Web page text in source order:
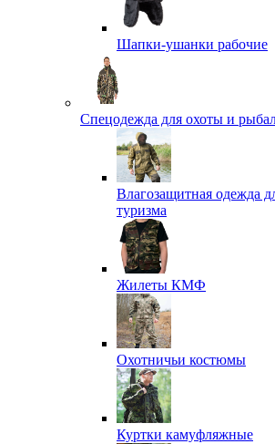
Шапки-ушанки рабочие
Спецодежда для охоты и
Влагозащитная одежда
туризма
Жилеты КМФ
Охотничьи костюмы
Куртки камуфляжные